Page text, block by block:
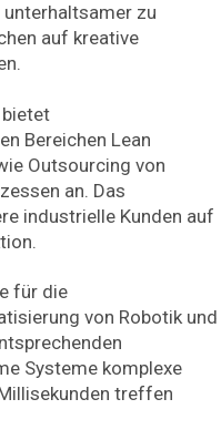
zu
auf kreative
bietet
Bereichen Lean
Outsourcing von
an. Das
industrielle Kunden auf
für die
von Robotik und
Systeme komplexe
treffen